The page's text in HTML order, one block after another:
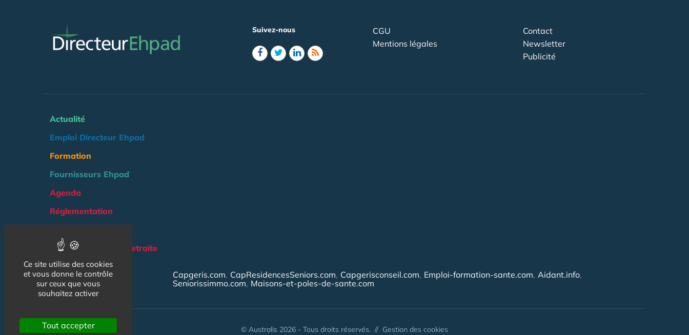
Suivez-nous
CGU
Mentions légales
Contact
Newsletter
Publicité
Actualité
Emploi Directeur Ehpad
Formation
Fournisseurs Ehpad
Agenda
Réglementation
Groupe Maison de Retraite
NOS AUTRES SITES :
Capgeris.com CapResidencesSeniors.com Capgerisconseil.com Emploi-formation-sante.com Aidant.info
Seniorissimmo.com Maisons-et-poles-de-sante.com
© Australis 2026 - Tous droits réservés. // Gestion des cookies
Ce site utilise des cookies
et vous donne le contrôle
sur ceux que vous
souhaitez activer
Tout accepter